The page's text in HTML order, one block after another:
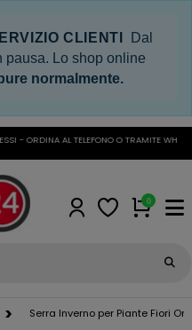
CLIENTI
Dal
pausa. Lo shop online
normalmente.
ORDINA AL TELEFONO O TRAMITE
0
Serra Inverno per Piante Fiori